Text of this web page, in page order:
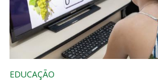
EDUCAÇÃO